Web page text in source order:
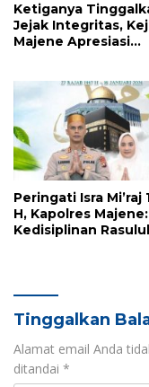
Ketiganya
Jejak Integritas,
Majene Apresiasi
Peringati Isra Mi’raj
H, Kapolres Majene:
Kedisiplinan
Tinggalkan
Alamat email Anda
ditandai *